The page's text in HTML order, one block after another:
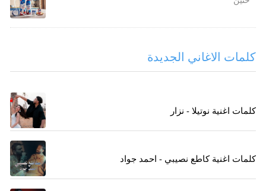
كلمات الاغاني الجديدة
كلمات اغنية نوتيلا - نزار
كلمات اغنية كاطع نصيبي - احمد جواد